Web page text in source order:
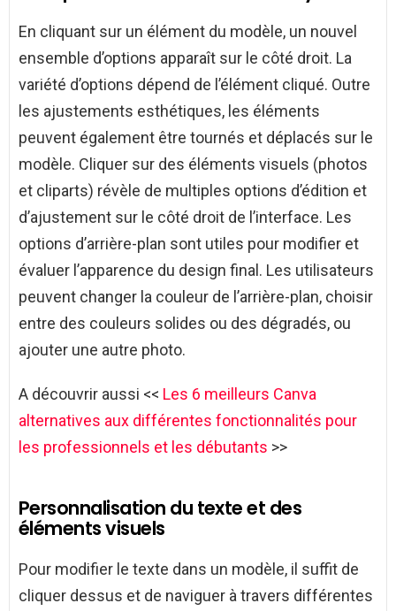
En cliquant sur un élément du modèle, un nouvel
ensemble d’options apparaît sur le côté droit. La
variété d’options dépend de l’élément cliqué. Outre
les ajustements esthétiques, les éléments
peuvent également être tournés et déplacés sur le
modèle. Cliquer sur des éléments visuels (photos
et cliparts) révèle de multiples options d’édition et
d’ajustement sur le côté droit de l’interface. Les
options d’arrière-plan sont utiles pour modifier et
évaluer l’apparence du design final. Les utilisateurs
peuvent changer la couleur de l’arrière-plan, choisir
entre des couleurs solides ou des dégradés, ou
ajouter une autre photo.
A découvrir aussi << Les 6 meilleurs Canva
alternatives aux différentes fonctionnalités pour
les professionnels et les débutants >>
Personnalisation du texte et des
éléments visuels
Pour modifier le texte dans un modèle, il suffit de
cliquer dessus et de naviguer à travers différentes